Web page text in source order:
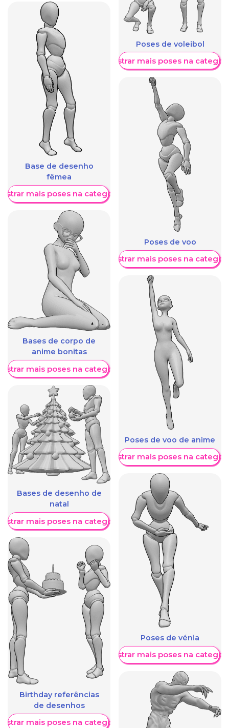
Base de desenho
fêmea
mais poses na categoria
Bases de corpo de
anime bonitas
mais poses na categoria
Bases de desenho de
natal
mais poses na categoria
Birthday referências
de desenhos
mais poses na categoria
Poses de voleibol
Mostrar mais poses na
Poses de voo
Mostrar mais poses na
Poses de voo de anime
Mostrar mais poses na
Poses de vénia
Mostrar mais poses na